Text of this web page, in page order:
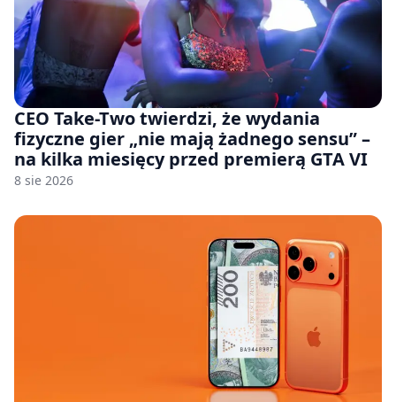
CEO Take-Two twierdzi, że wydania
fizyczne gier „nie mają żadnego sensu” –
na kilka miesięcy przed premierą GTA VI
8 sie 2026